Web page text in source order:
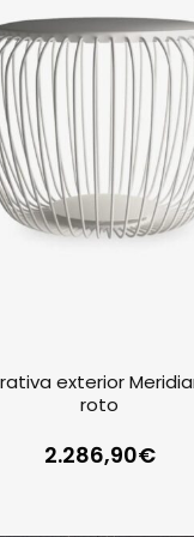
exterior
roto
2.286,90€